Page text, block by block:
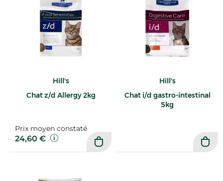
Hill's
Chat z/d Allergy 2kg
Prix moyen constaté
24,60 €
Hill's
Chat i/d gastro-intestinal
5kg